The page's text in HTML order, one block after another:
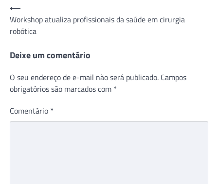
Navegação
de
Post
⟵
Workshop atualiza profissionais da saúde em cirurgia
robótica
Deixe um comentário
O seu endereço de e-mail não será publicado. Campos
obrigatórios são marcados com *
Comentário *